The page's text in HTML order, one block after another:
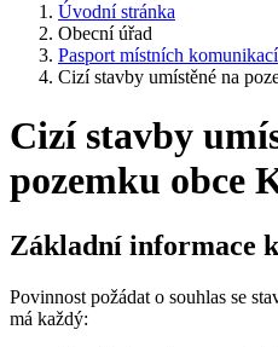
Úvodní stránka
Obecní úřad
Pasport místních komunikací
Cizí stavby umístěné na
Cizí stavby
pozemku obce
Základní informace
Povinnost požádat o souhlas se
má každý: